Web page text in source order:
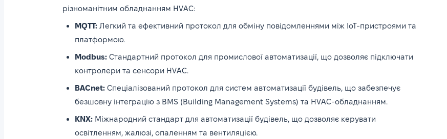
різноманітним обладнанням HVAC:
MQTT: Легкий та ефективний протокол для обміну повідомленнями між IoT-пристроями та
платформою.
Modbus: Стандартний протокол для промислової автоматизації, що дозволяє підключати
контролери та сенсори HVAC.
BACnet: Спеціалізований протокол для систем автоматизації будівель, що забезпечує
безшовну інтеграцію з BMS (Building Management Systems) та HVAC-обладнанням.
KNX: Міжнародний стандарт для автоматизації будівель, що дозволяє керувати
освітленням, жалюзі, опаленням та вентиляцією.